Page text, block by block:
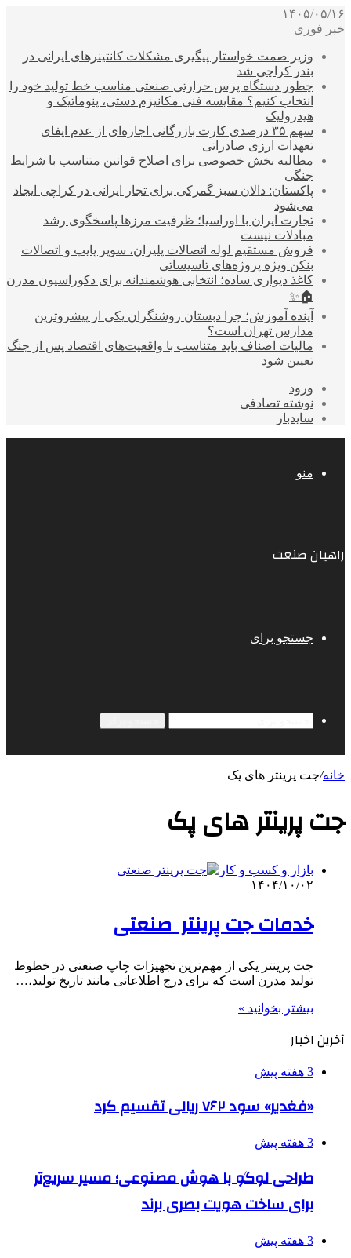
۱۴۰۵/۰۵/۱۶
خبر فوری
وزیر صمت خواستار پیگیری مشکلات کانتینرهای ایرانی در
بندر کراچی شد
چطور دستگاه پرس حرارتی صنعتی مناسب خط تولید خود را
انتخاب کنیم؟ مقایسه فنی مکانیزم دستی، پنوماتیک و
هیدرولیک
سهم ۳۵ درصدی کارت بازرگانی اجاره‌ای از عدم ایفای
تعهدات ارزی صادراتی
مطالبه بخش خصوصی برای اصلاح قوانین متناسب با شرایط
جنگی
پاکستان: دالان سبز گمرکی برای تجار ایرانی در کراچی ایجاد
می‌شود
تجارت ایران با اوراسیا؛ ظرفیت مرزها پاسخگوی رشد
مبادلات نیست
فروش مستقیم لوله اتصالات پلیران، سوپر پایپ و اتصالات
بنکن ویژه پروژه‌های تاسیساتی
کاغذ دیواری ساده؛ انتخابی هوشمندانه برای دکوراسیون مدرن
🏠✨
آینده آموزش؛ چرا دبستان روشنگران یکی از پیشروترین
مدارس تهران است؟
مالیات اصناف باید متناسب با واقعیت‌های اقتصاد پس از جنگ
تعیین شود
ورود
نوشته تصادفی
سایدبار
منو
راهیان صنعت
جستجو برای
خانه/جت پرینتر های پک
جت پرینتر های پک
بازار و کسب و کار
۱۴۰۴/۱۰/۰۲
خدمات جت پرینتر صنعتی
جت پرینتر یکی از مهم‌ترین تجهیزات چاپ صنعتی در خطوط
تولید مدرن است که برای درج اطلاعاتی مانند تاریخ تولید،…
بیشتر بخوانید »
آخرین اخبار
3 هفته پیش
«فغدیر» سود ۷۶۲ ریالی تقسیم کرد
3 هفته پیش
طراحی لوگو با هوش مصنوعی؛ مسیر سریع‌تر
برای ساخت هویت بصری برند
3 هفته پیش